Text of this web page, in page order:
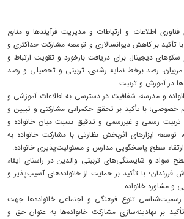
اطلاعات و ارتباطات و مدیریت فرآیندها و منابع
تأکید بر کاهش دیوانسالاری و توسعه مشارکت حداکثری و
سکوهای دیجیتال برای دریافت بازخورد و تقویت ارتباط و
مربیان، رصد برخط نمایه رشدی، تربیتی و تحصیلی و رصد
در آموزش و تربیت.
و مدرسه، شفافیت در دسترسی به اطلاعات آموزشی و
با تأکید بر تحقق حکمرانی مشارکتی و تبیین و
تربیت رسمی و غیررسمی و تدقیق نسبت میان خانواده و
ابزارهای اثربخش نظارتی با مشارکت خانواده به
سطح پاسخگویی مدارس و مسئولیت‌پذیری خانواده.
سواد و شایستگی‌های تربیتی والدین در راستای ایفاء
با تأکید بر حمایت از خانواده‌های آسیب‌پذیر و
و مشاوره خانواده.
تنوع فرهنگی و اجتماعی خانواده‌ها جهت
بر نهادینه‌سازی مشارکت خانواده‌ها به عنوان حق و